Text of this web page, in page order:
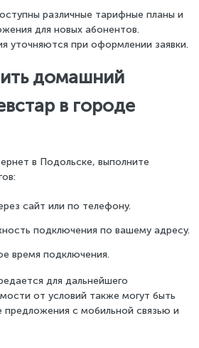
различные тарифные планы и
для новых абонентов.
уточняются при оформлении заявки.
домашний
в городе
в Подольске, выполните
сайт или по телефону.
подключения по вашему адресу.
время подключения.
для дальнейшего
от условий также могут быть
предложения с мобильной связью и